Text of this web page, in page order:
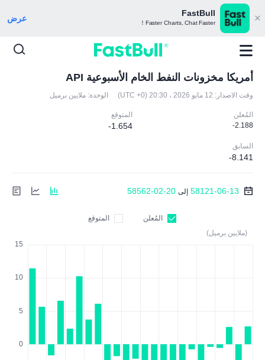
FastBull
Faster Charts, Chat Faster！ عرض
أمريكا مخزونات النفط الخام الأسبوعية API
وقت الاصدار: 12 مايو 2026 ، 20:30 (UTC +0) الوحدة: ملايين برميل
المُعلن
-2.188
المتوقع
-1.654
السابق
-8.141
58121-06-13 إلى 58562-02-20
المُعلن
المتوقع
(ملايين برميل)